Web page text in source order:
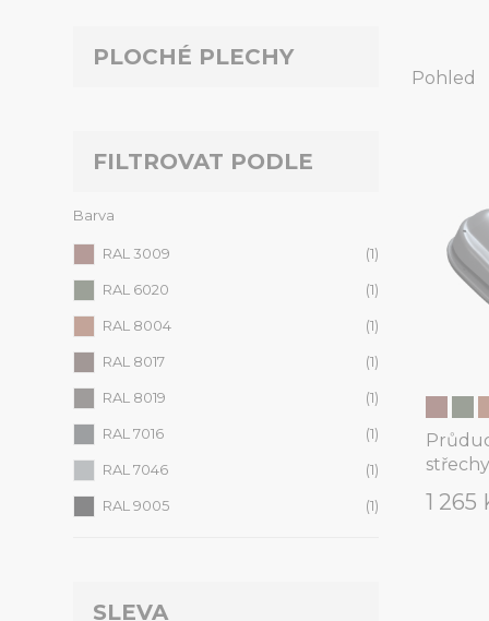
PLOCHÉ PLECHY
FILTROVAT PODLE
Barva
RAL 3009 (1)
RAL 6020 (1)
RAL 8004 (1)
RAL 8017 (1)
RAL 8019 (1)
RAL 7016 (1)
RAL 7046 (1)
RAL 9005 (1)
SLEVA
Pohled
1 265